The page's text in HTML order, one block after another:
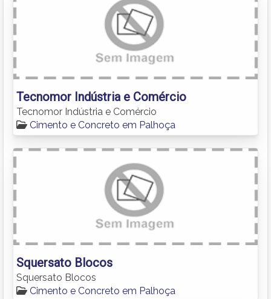
Tecnomor Indústria e Comércio
Tecnomor Indústria e Comércio
Cimento e Concreto em Palhoça
Squersato Blocos
Squersato Blocos
Cimento e Concreto em Palhoça